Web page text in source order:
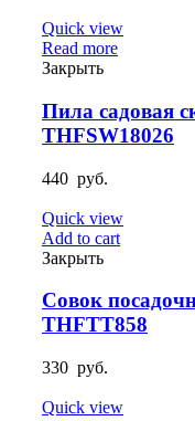
Quick view
Read more
Закрыть
Пила садовая
THFSW18026
440 руб.
Quick view
Add to cart
Закрыть
Cовок
THFTT858
330 руб.
Quick view